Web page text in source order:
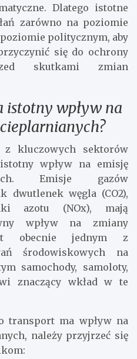
Dlatego istotne
zarówno na poziomie
politycznym, aby
się do ochrony
skutkami zmian
istotny wpływ na
kluczowych sektorów
wpływ na emisję
Emisje gazów
dwutlenek węgla (CO2),
azotu (NOx), mają
wpływ na zmiany
obecnie jednym z
środowiskowych na
samochody, samoloty,
znaczący wkład w te
transport ma wpływ na
należy przyjrzeć się